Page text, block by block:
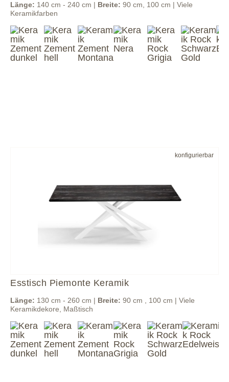
Länge: 140 cm - 240 cm | Breite: 90 cm, 100 cm | Viele
Keramikfarben
konfigurierbar
Esstisch Piemonte Keramik
Länge: 130 cm - 260 cm | Breite: 90 cm , 100 cm | Viele
Keramikdekore, Maßtisch